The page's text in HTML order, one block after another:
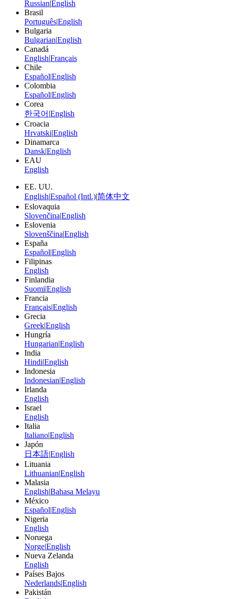
Russian|English
Brasil
Português|English
Bulgaria
Bulgarian|English
Canadá
English|Français
Chile
Español|English
Colombia
Español|English
Corea
한국어 |English
Croacia
Hrvatski|English
Dinamarca
Dansk|English
EAU
English
EE. UU.
English|Español (Intl.)|简体中文
Eslovaquia
Slovenčina|English
Eslovenia
Slovenščina|English
España
Español|English
Filipinas
English
Finlandia
Suomi|English
Francia
Français|English
Grecia
Greek|English
Hungría
Hungarian|English
India
Hindi|English
Indonesia
Indonesian|English
Irlanda
English
Israel
English
Italia
Italiano|English
Japón
日本語|English
Lituania
Lithuanian|English
Malasia
English|Bahasa Melayu
México
Español|English
Nigeria
English
Noruega
Norge|English
Nueva Zelanda
English
Países Bajos
Nederlands|English
Pakistán